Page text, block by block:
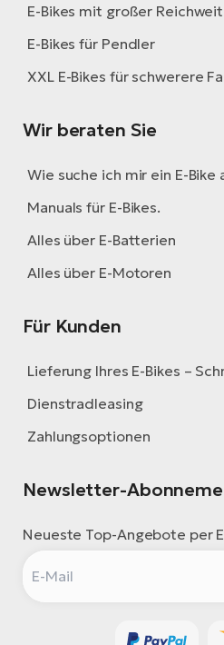
E-Bikes mit großer
E-Bikes für Pendler
XXL E-Bikes für schwerere
Wir beraten Sie
Wie suche ich mir ein E-Bike
Manuals für E-Bikes.
Alles über E-Batterien
Alles über E-Motoren
Für Kunden
Lieferung Ihres E-Bikes –
Dienstradleasing
Zahlungsoptionen
Newsletter-
Neueste Top-Angebote per